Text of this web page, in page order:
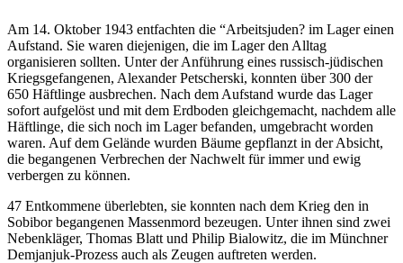
Am 14. Oktober 1943 entfachten die “Arbeitsjuden? im Lager einen
Aufstand. Sie waren diejenigen, die im Lager den Alltag
organisieren sollten. Unter der Anführung eines russisch-jüdischen
Kriegsgefangenen, Alexander Petscherski, konnten über 300 der
650 Häftlinge ausbrechen. Nach dem Aufstand wurde das Lager
sofort aufgelöst und mit dem Erdboden gleichgemacht, nachdem alle
Häftlinge, die sich noch im Lager befanden, umgebracht worden
waren. Auf dem Gelände wurden Bäume gepflanzt in der Absicht,
die begangenen Verbrechen der Nachwelt für immer und ewig
verbergen zu können.
47 Entkommene überlebten, sie konnten nach dem Krieg den in
Sobibor begangenen Massenmord bezeugen. Unter ihnen sind zwei
Nebenkläger, Thomas Blatt und Philip Bialowitz, die im Münchner
Demjanjuk-Prozess auch als Zeugen auftreten werden.